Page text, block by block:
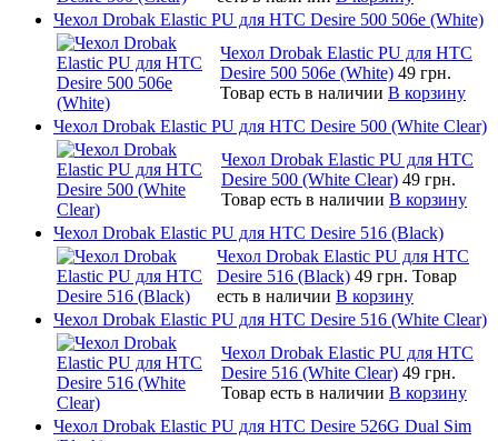
Чехол Drobak Elastic PU для HTC Desire 500 506e (White)
Чехол Drobak Elastic PU для HTC
Desire 500 506e (White) 49 грн.
Товар есть в наличии В корзину
Чехол Drobak Elastic PU для HTC Desire 500 (White Clear)
Чехол Drobak Elastic PU для HTC
Desire 500 (White Clear) 49 грн.
Товар есть в наличии В корзину
Чехол Drobak Elastic PU для HTC Desire 516 (Black)
Чехол Drobak Elastic PU для HTC
Desire 516 (Black) 49 грн. Товар
есть в наличии В корзину
Чехол Drobak Elastic PU для HTC Desire 516 (White Clear)
Чехол Drobak Elastic PU для HTC
Desire 516 (White Clear) 49 грн.
Товар есть в наличии В корзину
Чехол Drobak Elastic PU для HTC Desire 526G Dual Sim